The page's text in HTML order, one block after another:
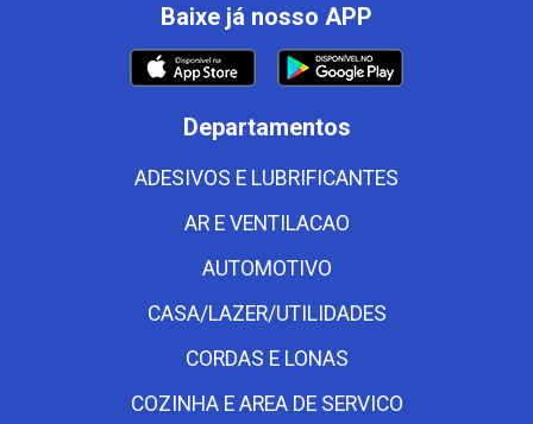
Baixe já nosso APP
Departamentos
ADESIVOS E LUBRIFICANTES
AR E VENTILACAO
AUTOMOTIVO
CASA/LAZER/UTILIDADES
CORDAS E LONAS
COZINHA E AREA DE SERVICO